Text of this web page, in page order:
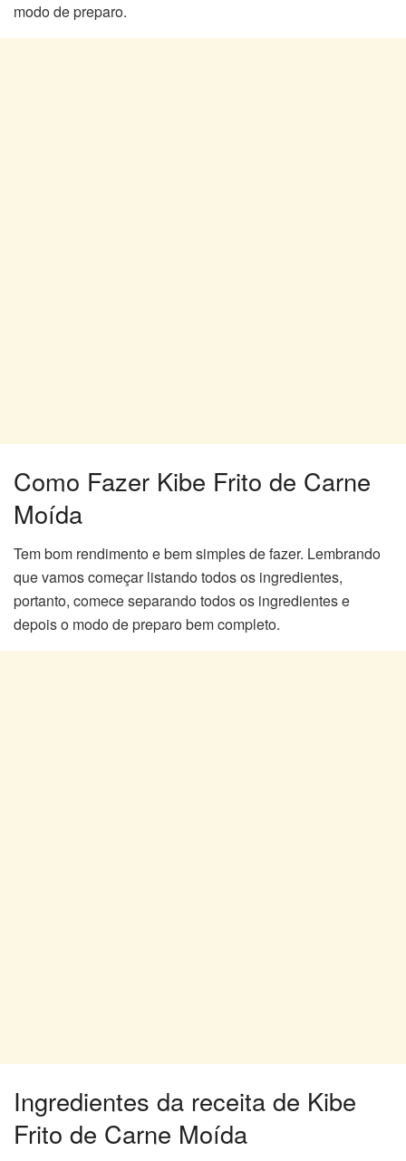
modo de preparo.
Como Fazer Kibe Frito de Carne
Moída
Tem bom rendimento e bem simples de fazer. Lembrando
que vamos começar listando todos os ingredientes,
portanto, comece separando todos os ingredientes e
depois o modo de preparo bem completo.
Ingredientes da receita de Kibe
Frito de Carne Moída